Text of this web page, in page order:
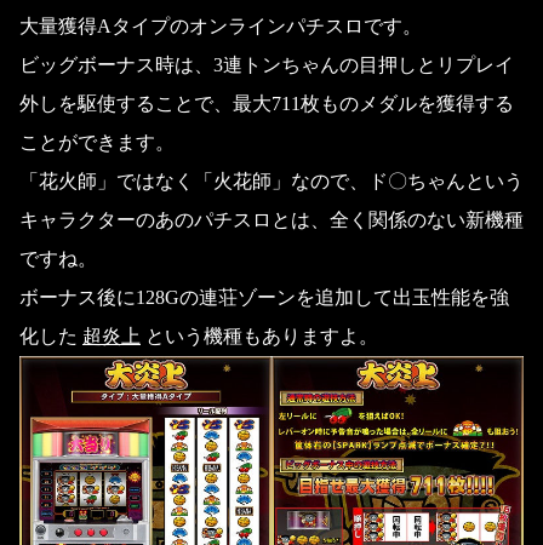
大量獲得Aタイプのオンラインパチスロです。
ビッグボーナス時は、3連トンちゃんの目押しとリプレイ
外しを駆使することで、最大711枚ものメダルを獲得する
ことができます。
「花火師」ではなく「火花師」なので、ド〇ちゃんという
キャラクターのあのパチスロとは、全く関係のない新機種
ですね。
ボーナス後に128Gの連荘ゾーンを追加して出玉性能を強
化した 超炎上 という機種もありますよ。